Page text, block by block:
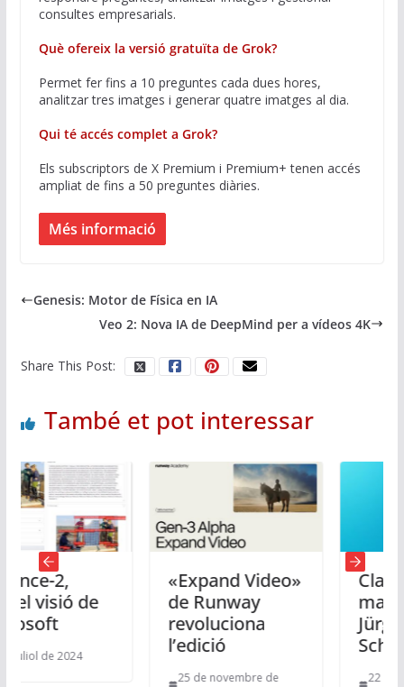
consultes empresarials.
Què ofereix la versió gratuïta de Grok?
Permet fer fins a 10 preguntes cada dues hores,
analitzar tres imatges i generar quatre imatges al dia.
Qui té accés complet a Grok?
Els subscriptors de X Premium i Premium+ tenen accés
ampliat de fins a 50 preguntes diàries.
Més informació
Genesis: Motor de Física en IA
Veo 2: Nova IA de DeepMind per a vídeos 4K
Share This Post:
També et pot interessar
de
2024
«Expand Video»
de Runway
revoluciona
l’edició
25 de novembre de
Classe
magistral
Jürgen
22 de